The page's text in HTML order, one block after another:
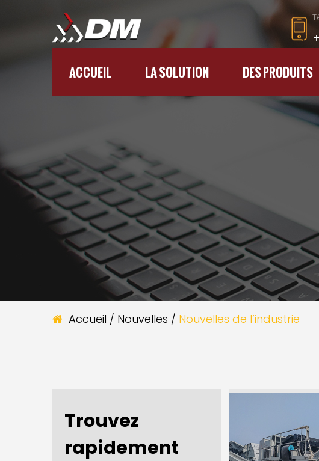
ACCUEIL LA SOLUTION DES PRODUITS
Accueil / Nouvelles / Nouvelles de l’industrie
Trouvez
rapidement